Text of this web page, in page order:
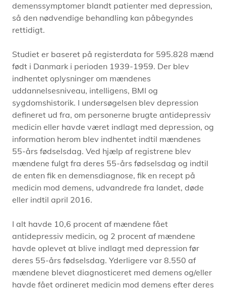
demenssymptomer blandt patienter med depression,
så den nødvendige behandling kan påbegyndes
rettidigt.
Studiet er baseret på registerdata for 595.828 mænd
født i Danmark i perioden 1939-1959. Der blev
indhentet oplysninger om mændenes
uddannelsesniveau, intelligens, BMI og
sygdomshistorik. I undersøgelsen blev depression
defineret ud fra, om personerne brugte antidepressiv
medicin eller havde været indlagt med depression, og
information herom blev indhentet indtil mændenes
55-års fødselsdag. Ved hjælp af registrene blev
mændene fulgt fra deres 55-års fødselsdag og indtil
de enten fik en demensdiagnose, fik en recept på
medicin mod demens, udvandrede fra landet, døde
eller indtil april 2016.
I alt havde 10,6 procent af mændene fået
antidepressiv medicin, og 2 procent af mændene
havde oplevet at blive indlagt med depression før
deres 55-års fødselsdag. Yderligere var 8.550 af
mændene blevet diagnosticeret med demens og/eller
havde fået ordineret medicin mod demens efter deres